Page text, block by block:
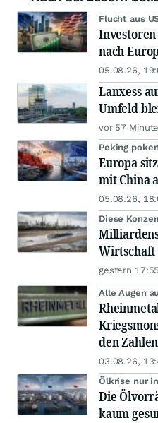
Flucht aus
nach
05.08.26,
Lanxess
Umfeld
vor 57
Peking
Europa
mit China
05.08.26,
Diese
Wirtschaft
gestern 17:55
Alle Augen
den Zahlen
03.08.26,
Ölkrise nur
Die
kaum